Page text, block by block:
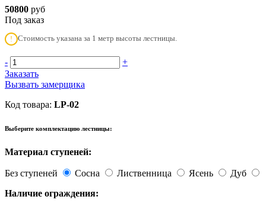
50800 руб
Под заказ
! Стоимость указана за 1 метр высоты лестницы.
-
+
Заказать
Вызвать замерщика
Код товара: LP-02
Выберите комплектацию лестницы:
Материал ступеней:
Без ступеней Сосна Лиственница Ясень
Дуб
Наличие ограждения: